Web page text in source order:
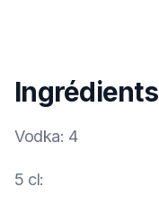
Ingrédients
Vodka: 4
5 cl: